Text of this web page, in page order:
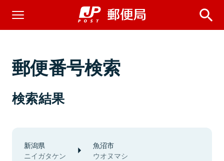
郵便番号検索
検索結果
新潟県
ニイガタケン
魚沼市
ウオヌマシ